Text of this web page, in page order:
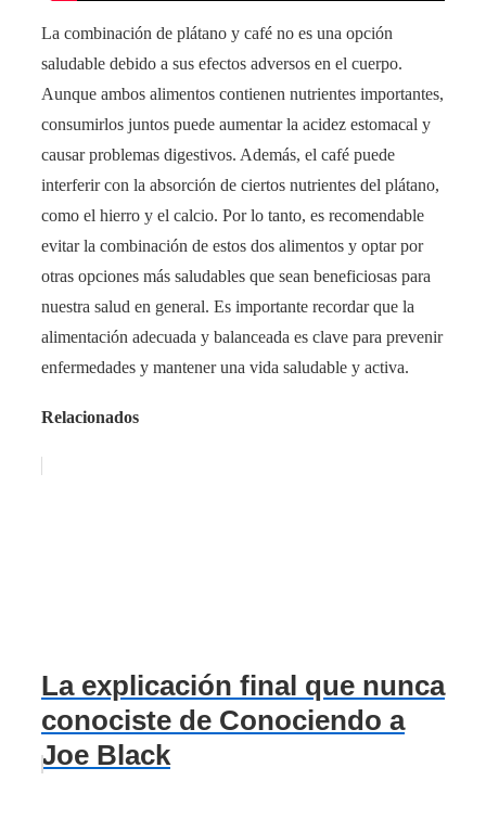
La combinación de plátano y café no es una opción
saludable debido a sus efectos adversos en el cuerpo.
Aunque ambos alimentos contienen nutrientes importantes,
consumirlos juntos puede aumentar la acidez estomacal y
causar problemas digestivos. Además, el café puede
interferir con la absorción de ciertos nutrientes del plátano,
como el hierro y el calcio. Por lo tanto, es recomendable
evitar la combinación de estos dos alimentos y optar por
otras opciones más saludables que sean beneficiosas para
nuestra salud en general. Es importante recordar que la
alimentación adecuada y balanceada es clave para prevenir
enfermedades y mantener una vida saludable y activa.
Relacionados
La explicación final que nunca
conociste de Conociendo a
Joe Black